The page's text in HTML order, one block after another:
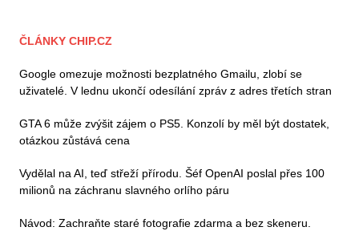
ČLÁNKY CHIP.CZ
Google omezuje možnosti bezplatného Gmailu, zlobí se
uživatelé. V lednu ukončí odesílání zpráv z adres třetích stran
GTA 6 může zvýšit zájem o PS5. Konzolí by měl být dostatek,
otázkou zůstává cena
Vydělal na AI, teď střeží přírodu. Šéf OpenAI poslal přes 100
milionů na záchranu slavného orlího páru
Návod: Zachraňte staré fotografie zdarma a bez skeneru.